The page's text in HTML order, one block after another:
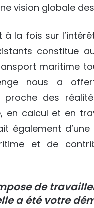
vision globale
la fois sur
constitue
maritime
nous a
proche des
en calcul et en
également
et de
de
a été votre